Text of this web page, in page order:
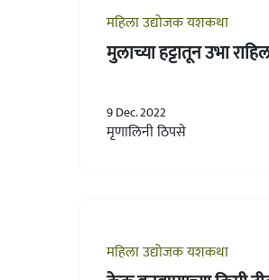
महिला उद्योजक यशकथा
मुलाच्या हट्टातून उभा
9 Dec. 2022
मृणालिनी ठिपसे
महिला उद्योजक यशकथा